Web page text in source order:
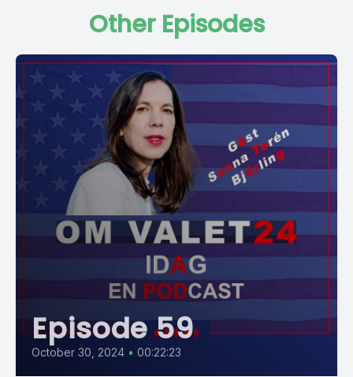
Other Episodes
Episode 59
October 30, 2024 • 00:22:23